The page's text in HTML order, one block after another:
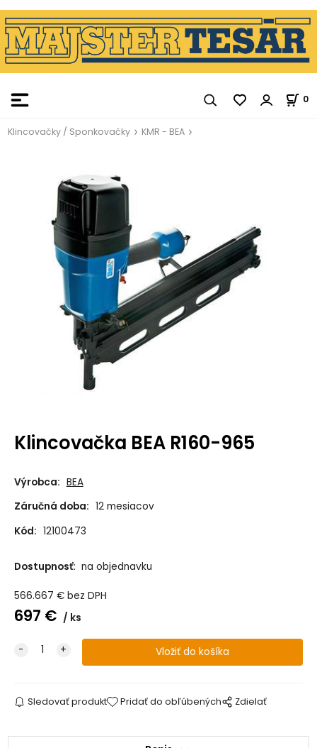
0
Klincovačky / Sponkovačky KMR - BEA
Klincovačka BEA R160-965
Výrobca: BEA
Záručná doba: 12 mesiacov
Kód: 12100473
Dostupnosť: na objednavku
566.667 € bez DPH
697 € ks
Sledovať produkt Pridať do obľúbených Zdielať